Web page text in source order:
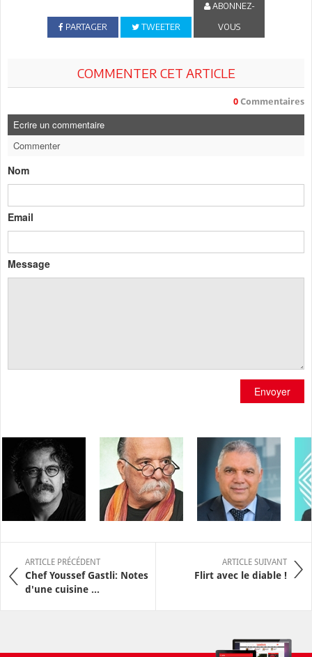
PARTAGER TWEETER
ABONNEZ-
VOUS
COMMENTER CET ARTICLE
0 Commentaires
Ecrire un commentaire
Commenter
Nom
Email
Message
Envoyer
ARTICLE PRÉCÉDENT
Chef Youssef Gastli: Notes
d'une cuisine ...
ARTICLE SUIVANT
Flirt avec le diable !